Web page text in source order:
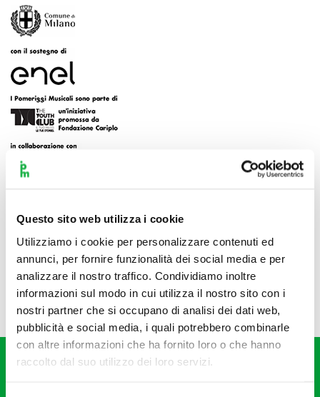
Questo sito web utilizza i cookie
Utilizziamo i cookie per personalizzare contenuti ed
annunci, per fornire funzionalità dei social media e per
analizzare il nostro traffico. Condividiamo inoltre
informazioni sul modo in cui utilizza il nostro sito con i
nostri partner che si occupano di analisi dei dati web,
pubblicità e social media, i quali potrebbero combinarle
con altre informazioni che ha fornito loro o che hanno
raccolto dal suo utilizzo dei loro servizi.